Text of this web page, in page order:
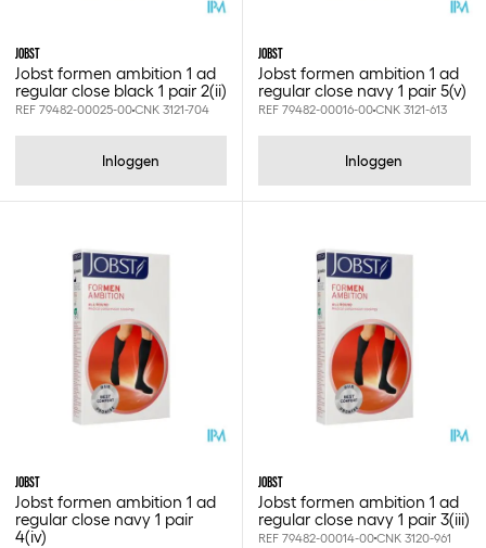
JOBST
Jobst formen ambition 1 ad
regular close black 1 pair 2(ii)
REF 79482-00025-00CNK 3121-704
Inloggen
JOBST
Jobst formen ambition 1 ad
regular close navy 1 pair 5(v)
REF 79482-00016-00CNK 3121-613
Inloggen
JOBST
Jobst formen ambition 1 ad
regular close navy 1 pair
4(iv)
JOBST
Jobst formen ambition 1 ad
regular close navy 1 pair 3(iii)
REF 79482-00014-00CNK 3120-961